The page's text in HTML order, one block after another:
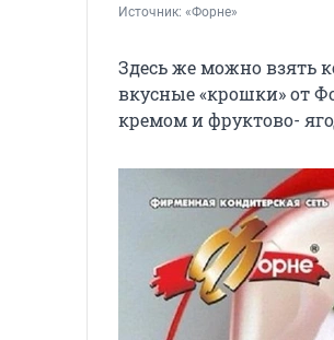
Источник: «Форне»
Здесь же можно взять
вкусные «крошки» от
кремом и фруктово-